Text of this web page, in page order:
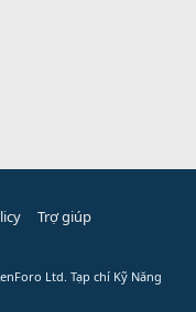
Trợ giúp
Ltd. Tạp chí Kỹ Năng